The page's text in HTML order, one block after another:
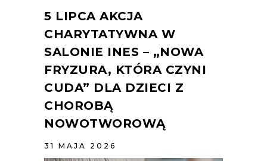
5 LIPCA AKCJA
CHARYTATYWNA W
SALONIE INES – „NOWA
FRYZURA, KTÓRA CZYNI
CUDA” DLA DZIECI Z
CHOROBĄ
NOWOTWOROWĄ
31 MAJA 2026